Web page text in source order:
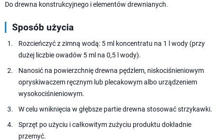
Do drewna konstrukcyjnego i elementów drewnianych.
Sposób użycia
Rozcieńczyć z zimną wodą: 5 ml koncentratu na 1 l wody (przy
dużej liczbie owadów 5 ml na 0,5 l wody).
Nanosić na powierzchnię drewna pędzlem, niskociśnieniowym
opryskiwaczem ręcznym lub plecakowym albo urządzeniem
wysokociśnieniowym.
W celu wniknięcia w głębsze partie drewna stosować strzykawki.
Sprzęt po użyciu i całkowitym zużyciu produktu dokładnie
przemyć.